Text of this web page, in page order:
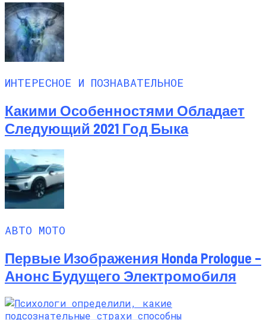
ИНТЕРЕСНОЕ И ПОЗНАВАТЕЛЬНОЕ
Какими Особенностями Обладает
Следующий 2021 Год Быка
АВТО МОТО
Первые Изображения Honda Prologue –
Анонс Будущего Электромобиля